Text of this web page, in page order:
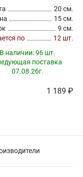
20 см.
15 см.
9 см.
по
12 шт.
В наличии:96 шт.
поставка
07.08.26г.
1 189 ₽